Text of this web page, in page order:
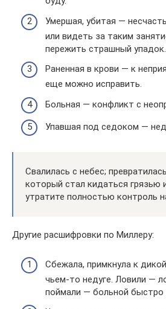
Умершая, убитая —
или видеть за таким
пережить страшный упадок.
Раненная в крови — к
еще можно исправить.
Больная — конфликт с
Упавшая под седоком —
Свалилась с небес;
который стал кидаться грязью
утратите полностью контроль
Другие расшифровки по Миллеру:
Сбежала, примкнула к
чьем-то недуге. Ловили —
поймали — больной быстро